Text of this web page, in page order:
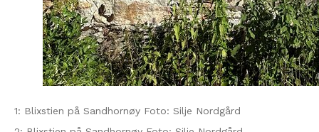
1: Blixstien på Sandhornøy Foto: Silje Nordgård